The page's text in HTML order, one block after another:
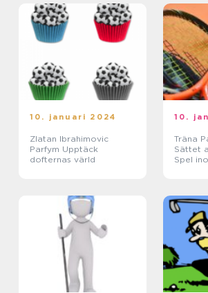
10. januari 2024
Zlatan Ibrahimovic
Parfym Upptäck
dofternas värld
10.
Träna
Sättet
Spel